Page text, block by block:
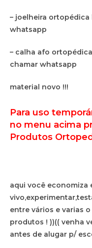
– joelheira ortopédica
whatsapp
– calha afo
chamar whatsapp
material novo !!!
Para uso
no menu acima
Produtos
aqui você economiza
entre vários e varias
produtos ! ))(( venha
antes de alugar p/